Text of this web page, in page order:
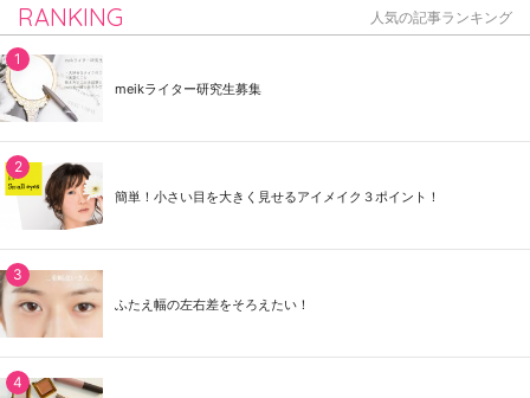
RANKING 人気の記事ランキング
meikライター研究生募集
簡単！小さい目を大きく見せるアイメイク３ポイント！
ふたえ幅の左右差をそろえたい！